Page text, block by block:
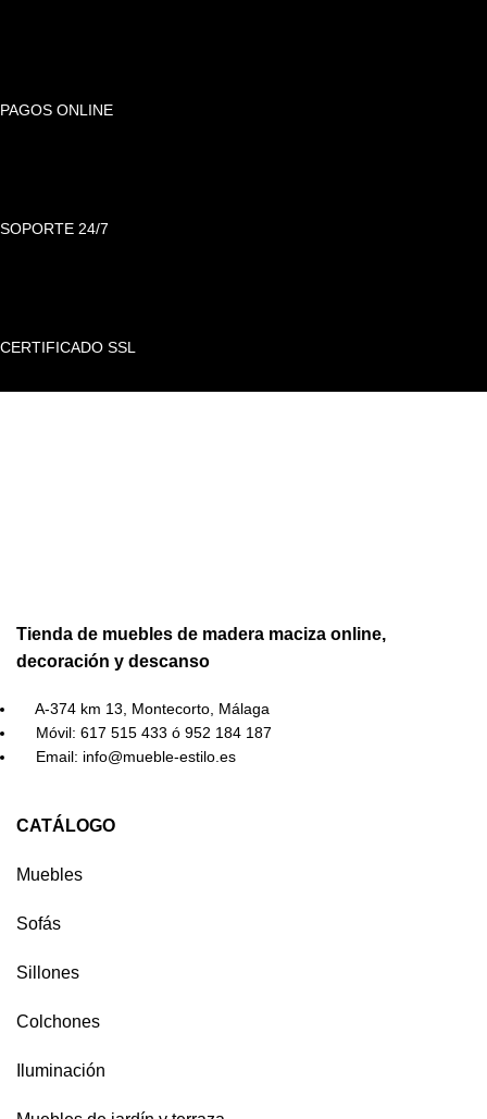
PAGOS ONLINE
SOPORTE 24/7
CERTIFICADO SSL
Tienda de muebles de madera maciza online,
decoración y descanso
A-374 km 13, Montecorto, Málaga
Móvil: 617 515 433 ó 952 184 187
Email: info@mueble-estilo.es
CATÁLOGO
Muebles
Sofás
Sillones
Colchones
Iluminación